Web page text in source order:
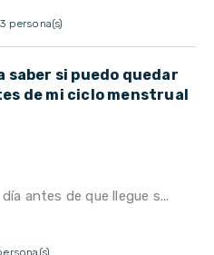
persona(s)
saber si puedo quedar
de mi ciclo menstrual
antes de que llegue s...